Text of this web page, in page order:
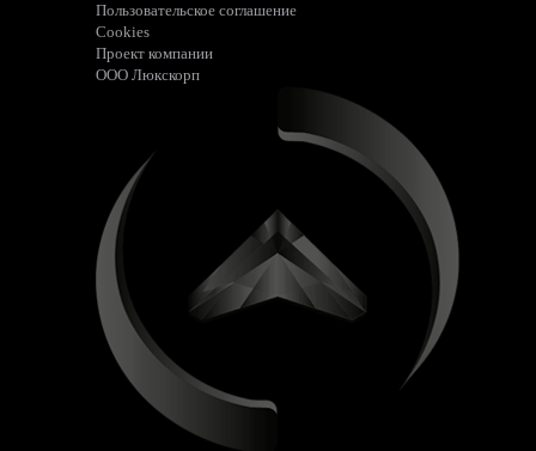
Пользовательское соглашение
Cookies
Проект компании
ООО Люкскорп